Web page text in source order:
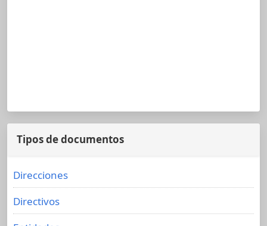
Tipos de documentos
Direcciones
Directivos